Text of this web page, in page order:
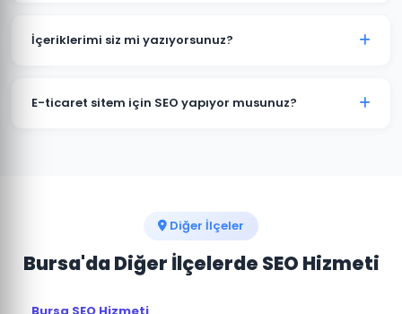
kelime araştırması yapıyoruz. Paket büyüklüğüne göre
İçeriklerimi siz mi yazıyorsunuz?
optimize edilmiş, özgün Türkçe içerikler üretiyoruz.
E-ticaret sitem için SEO yapıyor musunuz?
Diğer İlçeler
Bursa'da Diğer İlçelerde SEO Hizmeti